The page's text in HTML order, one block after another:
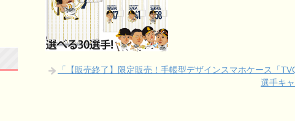
「【販売終了】限定販売！手帳型デザインスマホケース「
選手キ